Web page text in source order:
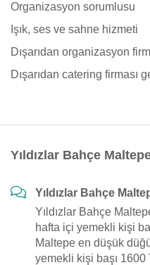
Organizasyon sorumlusu
Işık, ses ve sahne hizmeti
Dışarıdan organizasyon
Dışarıdan catering firması
Yıldızlar Bahçe
Yıldızlar Bahçe
Yıldızlar Bahçe
hafta içi yemekli kişi
Maltepe en düşük
yemekli kişi başı 1600